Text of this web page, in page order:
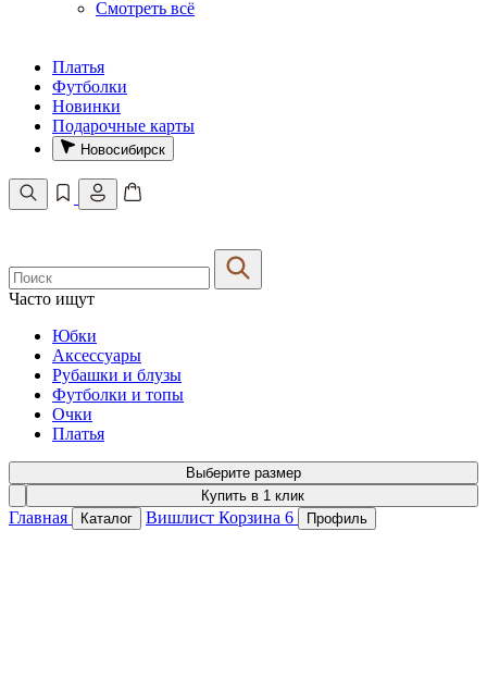
Смотреть всё
Платья
Футболки
Новинки
Подарочные карты
Новосибирск
Часто ищут
Юбки
Аксессуары
Рубашки и блузы
Футболки и топы
Очки
Платья
Выберите размер
Купить в 1 клик
Главная Каталог Вишлист Корзина 6 Профиль